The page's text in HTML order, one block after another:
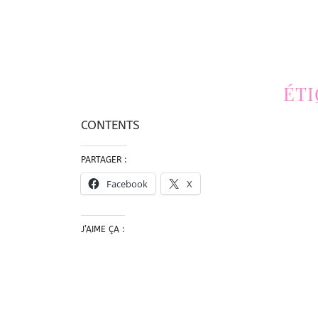
CONTENTS
PARTAGER :
Facebook X
J’AIME ÇA :